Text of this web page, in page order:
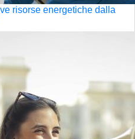
risorse energetiche dalla